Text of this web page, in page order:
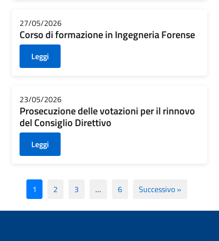
27/05/2026
Corso di formazione in Ingegneria Forense
Leggi
23/05/2026
Prosecuzione delle votazioni per il rinnovo
del Consiglio Direttivo
Leggi
1 2 3 … 6 Successivo »